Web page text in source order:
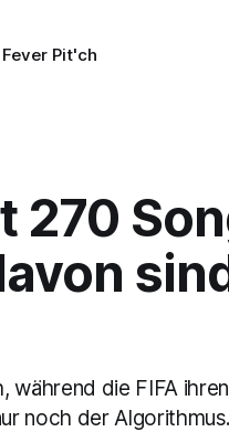
Pit'ch
270
die FIFA
noch der Algorithmus.